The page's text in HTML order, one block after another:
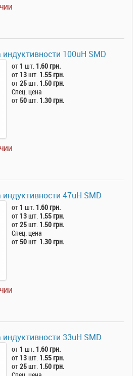
100uH SMD
от 1 шт. 1.60 грн.
от 13шт. 1.55 грн.
от25шт. 1.50 грн.
Спец. цена
от 50шт. 1.30 грн.
47uH SMD
от 1 шт. 1.60 грн.
от 13шт. 1.55 грн.
от25шт. 1.50 грн.
Спец. цена
от 50шт. 1.30 грн.
33uH SMD
от 1 шт. 1.60 грн.
от 13шт. 1.55 грн.
от25шт. 1.50 грн.